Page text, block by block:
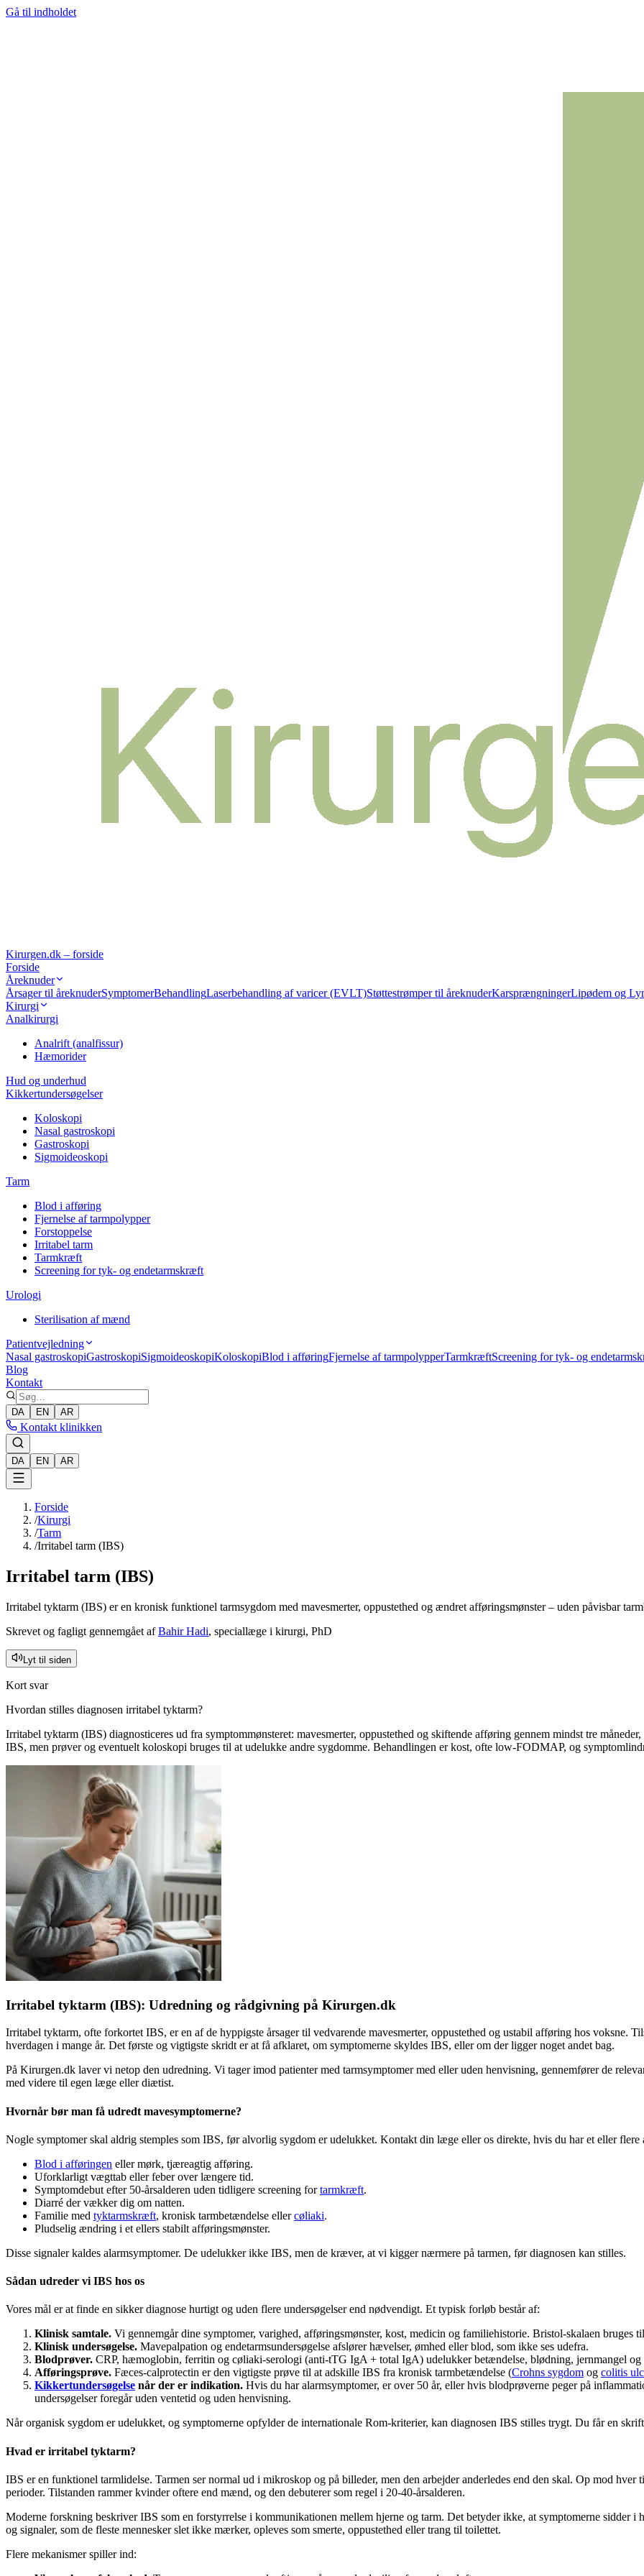
Gå til indholdet
Kirurgen.dk – forside
Forside
Åreknuder
Årsager til åreknuderSymptomerBehandlingLaserbehandling af varicer (EVLT)Støttestrømper til åreknuderKarsprængningerLipødem og
Kirurgi
Analkirurgi
Analrift (analfissur)
Hæmorider
Hud og underhud
Kikkertundersøgelser
Koloskopi
Nasal gastroskopi
Gastroskopi
Sigmoideoskopi
Tarm
Blod i afføring
Fjernelse af tarmpolypper
Forstoppelse
Irritabel tarm
Tarmkræft
Screening for tyk- og endetarmskræft
Urologi
Sterilisation af mænd
Patientvejledning
Nasal gastroskopiGastroskopiSigmoideoskopiKoloskopiBlod i afføringFjernelse af tarmpolypperTarmkræftScreening for tyk- og
Blog
Kontakt
DA EN AR
Kontakt klinikken
DA EN AR
Forside
/Kirurgi
/Tarm
/Irritabel tarm (IBS)
Irritabel tarm (IBS)
Irritabel tyktarm (IBS) er en kronisk funktionel tarmsygdom med mavesmerter, oppustethed og ændret afføringsmønster – uden påvisbar
Skrevet og fagligt gennemgået afBahir Hadi, speciallæge i kirurgi, PhD
Lyt til siden
Kort svar
Hvordan stilles diagnosen irritabel tyktarm?
Irritabel tyktarm (IBS) diagnosticeres ud fra symptommønsteret: mavesmerter, oppustethed og skiftende afføring gennem mindst tre
IBS, men prøver og eventuelt koloskopi bruges til at udelukke andre sygdomme. Behandlingen er kost, ofte low-FODMAP, og
Irritabel tyktarm (IBS): Udredning og rådgivning på Kirurgen.dk
Irritabel tyktarm, ofte forkortet IBS, er en af de hyppigste årsager til vedvarende mavesmerter, oppustethed og ustabil afføring hos voksne.
hverdagen i mange år. Det første og vigtigste skridt er at få afklaret, om symptomerne skyldes IBS, eller om der ligger noget andet bag.
På Kirurgen.dk laver vi netop den udredning. Vi tager imod patienter med tarmsymptomer med eller uden henvisning, gennemfører de
med videre til egen læge eller diætist.
Hvornår bør man få udredt mavesymptomerne?
Nogle symptomer skal aldrig stemples som IBS, før alvorlig sygdom er udelukket. Kontakt din læge eller os direkte, hvis du har et eller flere
Blod i afføringen eller mørk, tjæreagtig afføring.
Uforklarligt vægttab eller feber over længere tid.
Symptomdebut efter 50-årsalderen uden tidligere screening fortarmkræft.
Diarré der vækker dig om natten.
Familie med tyktarmskræft, kronisk tarmbetændelse ellercøliaki.
Pludselig ændring i et ellers stabilt afføringsmønster.
Disse signaler kaldes alarmsymptomer. De udelukker ikke IBS, men de kræver, at vi kigger nærmere på tarmen, før diagnosen kan stilles.
Sådan udreder vi IBS hos os
Vores mål er at finde en sikker diagnose hurtigt og uden flere undersøgelser end nødvendigt. Et typisk forløb består af:
Klinisk samtale. Vi gennemgår dine symptomer, varighed, afføringsmønster, kost, medicin og familiehistorie. Bristol-skalaen bruges
Klinisk undersøgelse. Mavepalpation og endetarmsundersøgelse afslører hævelser, ømhed eller blod, som ikke ses udefra.
Blodprøver. CRP, hæmoglobin, ferritin og cøliaki-serologi (anti-tTG IgA + total IgA) udelukker betændelse, blødning, jernmangel og
Afføringsprøve. Fæces-calprotectin er den vigtigste prøve til at adskille IBS fra kronisk tarmbetændelse (Crohns sygdom og colitis
Kikkertundersøgelse når der er indikation. Hvis du har alarmsymptomer, er over 50 år, eller hvis blodprøverne peger på
undersøgelser foregår uden ventetid og uden henvisning.
Når organisk sygdom er udelukket, og symptomerne opfylder de internationale Rom-kriterier, kan diagnosen IBS stilles trygt. Du får en
Hvad er irritabel tyktarm?
IBS er en funktionel tarmlidelse. Tarmen ser normal ud i mikroskop og på billeder, men den arbejder anderledes end den skal. Op mod
perioder. Tilstanden rammer kvinder oftere end mænd, og den debuterer som regel i 20-40-årsalderen.
Moderne forskning beskriver IBS som en forstyrrelse i kommunikationen mellem hjerne og tarm. Det betyder ikke, at symptomerne sidder
og signaler, som de fleste mennesker slet ikke mærker, opleves som smerte, oppustethed eller trang til toilettet.
Flere mekanismer spiller ind: